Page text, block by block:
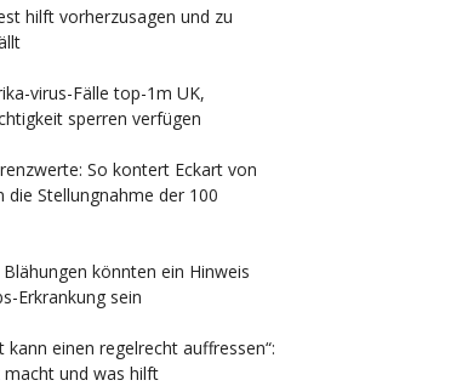
hilft vorherzusagen und zu
virus-Fälle top-1m UK,
sperren verfügen
So kontert Eckart von
die Stellungnahme der 100
könnten ein Hinweis
Erkrankung sein
kann einen regelrecht auffressen“:
macht und was hilft